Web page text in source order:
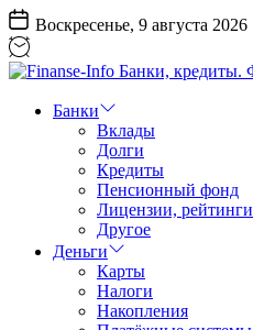
Перейти
к
содержанию
Воскресенье, 9 августа 2026
Info
Финансовый
обозреватель
Банки
Вклады
Долги
Кредиты
Пенсионный фонд
Лицензии, рейтинги
Другое
Деньги
Карты
Налоги
Накопления